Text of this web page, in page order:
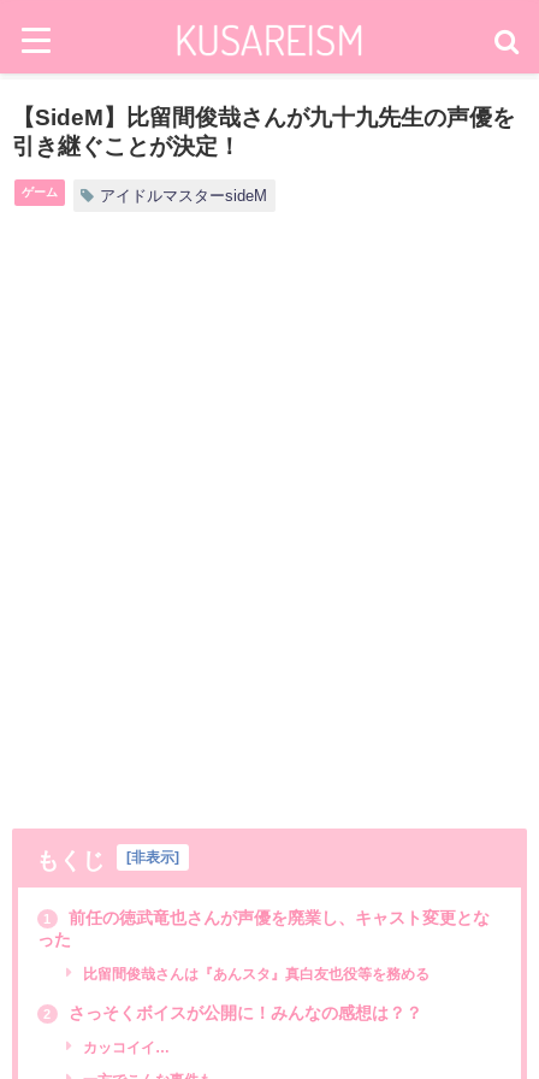
【SideM】比留間俊哉さんが九十九先生の声優を
引き継ぐことが決定！
ゲーム アイドルマスターsideM
もくじ 非表示
1
前任の徳武竜也さんが声優を廃業し、キャスト変更とな
った
比留間俊哉さんは『あんスタ』真白友也役等を務める
2 さっそくボイスが公開に！みんなの感想は？？
カッコイイ…